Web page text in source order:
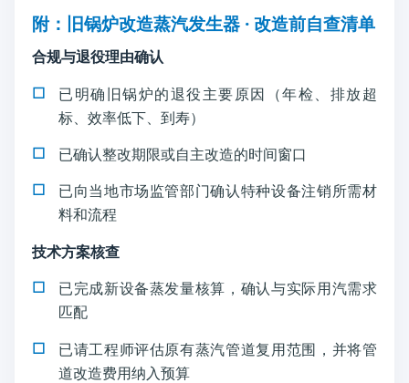
附：旧锅炉改造蒸汽发生器 · 改造前自查清单
合规与退役理由确认
已明确旧锅炉的退役主要原因（年检、排放超
标、效率低下、到寿）
已确认整改期限或自主改造的时间窗口
已向当地市场监管部门确认特种设备注销所需材
料和流程
技术方案核查
已完成新设备蒸发量核算，确认与实际用汽需求
匹配
已请工程师评估原有蒸汽管道复用范围，并将管
道改造费用纳入预算